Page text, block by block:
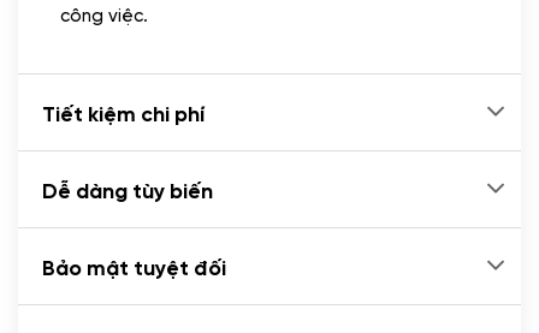
công việc.
Tiết kiệm chi phí
Dễ dàng tùy biến
Bảo mật tuyệt đối